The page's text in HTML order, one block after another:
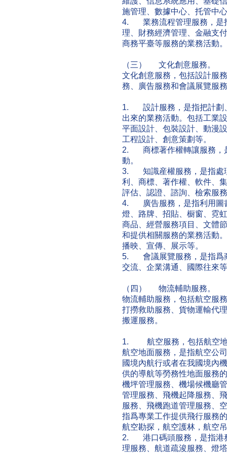
施管理、數據中心、托管中
4. 業務流程管理服務，是
理、財務經濟管理、金融支
商務平臺等服務的業務活動。
（三） 文化創意服務。
文化創意服務，包括設計服
務、廣告服務和會議展覽服
1. 設計服務，是指把計劃
出來的業務活動。包括工業
平面設計、包裝設計、動漫
工程設計、創意策劃等。
2. 商標著作權轉讓服務，
動。
3. 知識産權服務，是指處
利、商標、著作權、軟件、
評估、認證、諮詢、檢索服
4. 廣告服務，是指利用圖
燈、路牌、招貼、橱窗、霓
商品、經營服務項目、文體
和提供相關服務的業務活動
播映、宣傳、展示等。
5. 會議展覽服務，是指爲
交流、企業溝通、國際往來
（四） 物流輔助服務。
物流輔助服務，包括航空服
打撈救助服務、貨物運輸代
搬運服務。
1. 航空服務，包括航空地
航空地面服務，是指航空公
國境內航行或者在我國境內
供的導航等勞務性地面服務
機坪管理服務、機場候機廳
管理服務、飛機起降服務、
服務、飛機跑道管理服務、
指爲專業工作提供飛行服務
航空勘探，航空護林，航空
2. 港口碼頭服務，是指港
理服務、航道疏浚服務、燈